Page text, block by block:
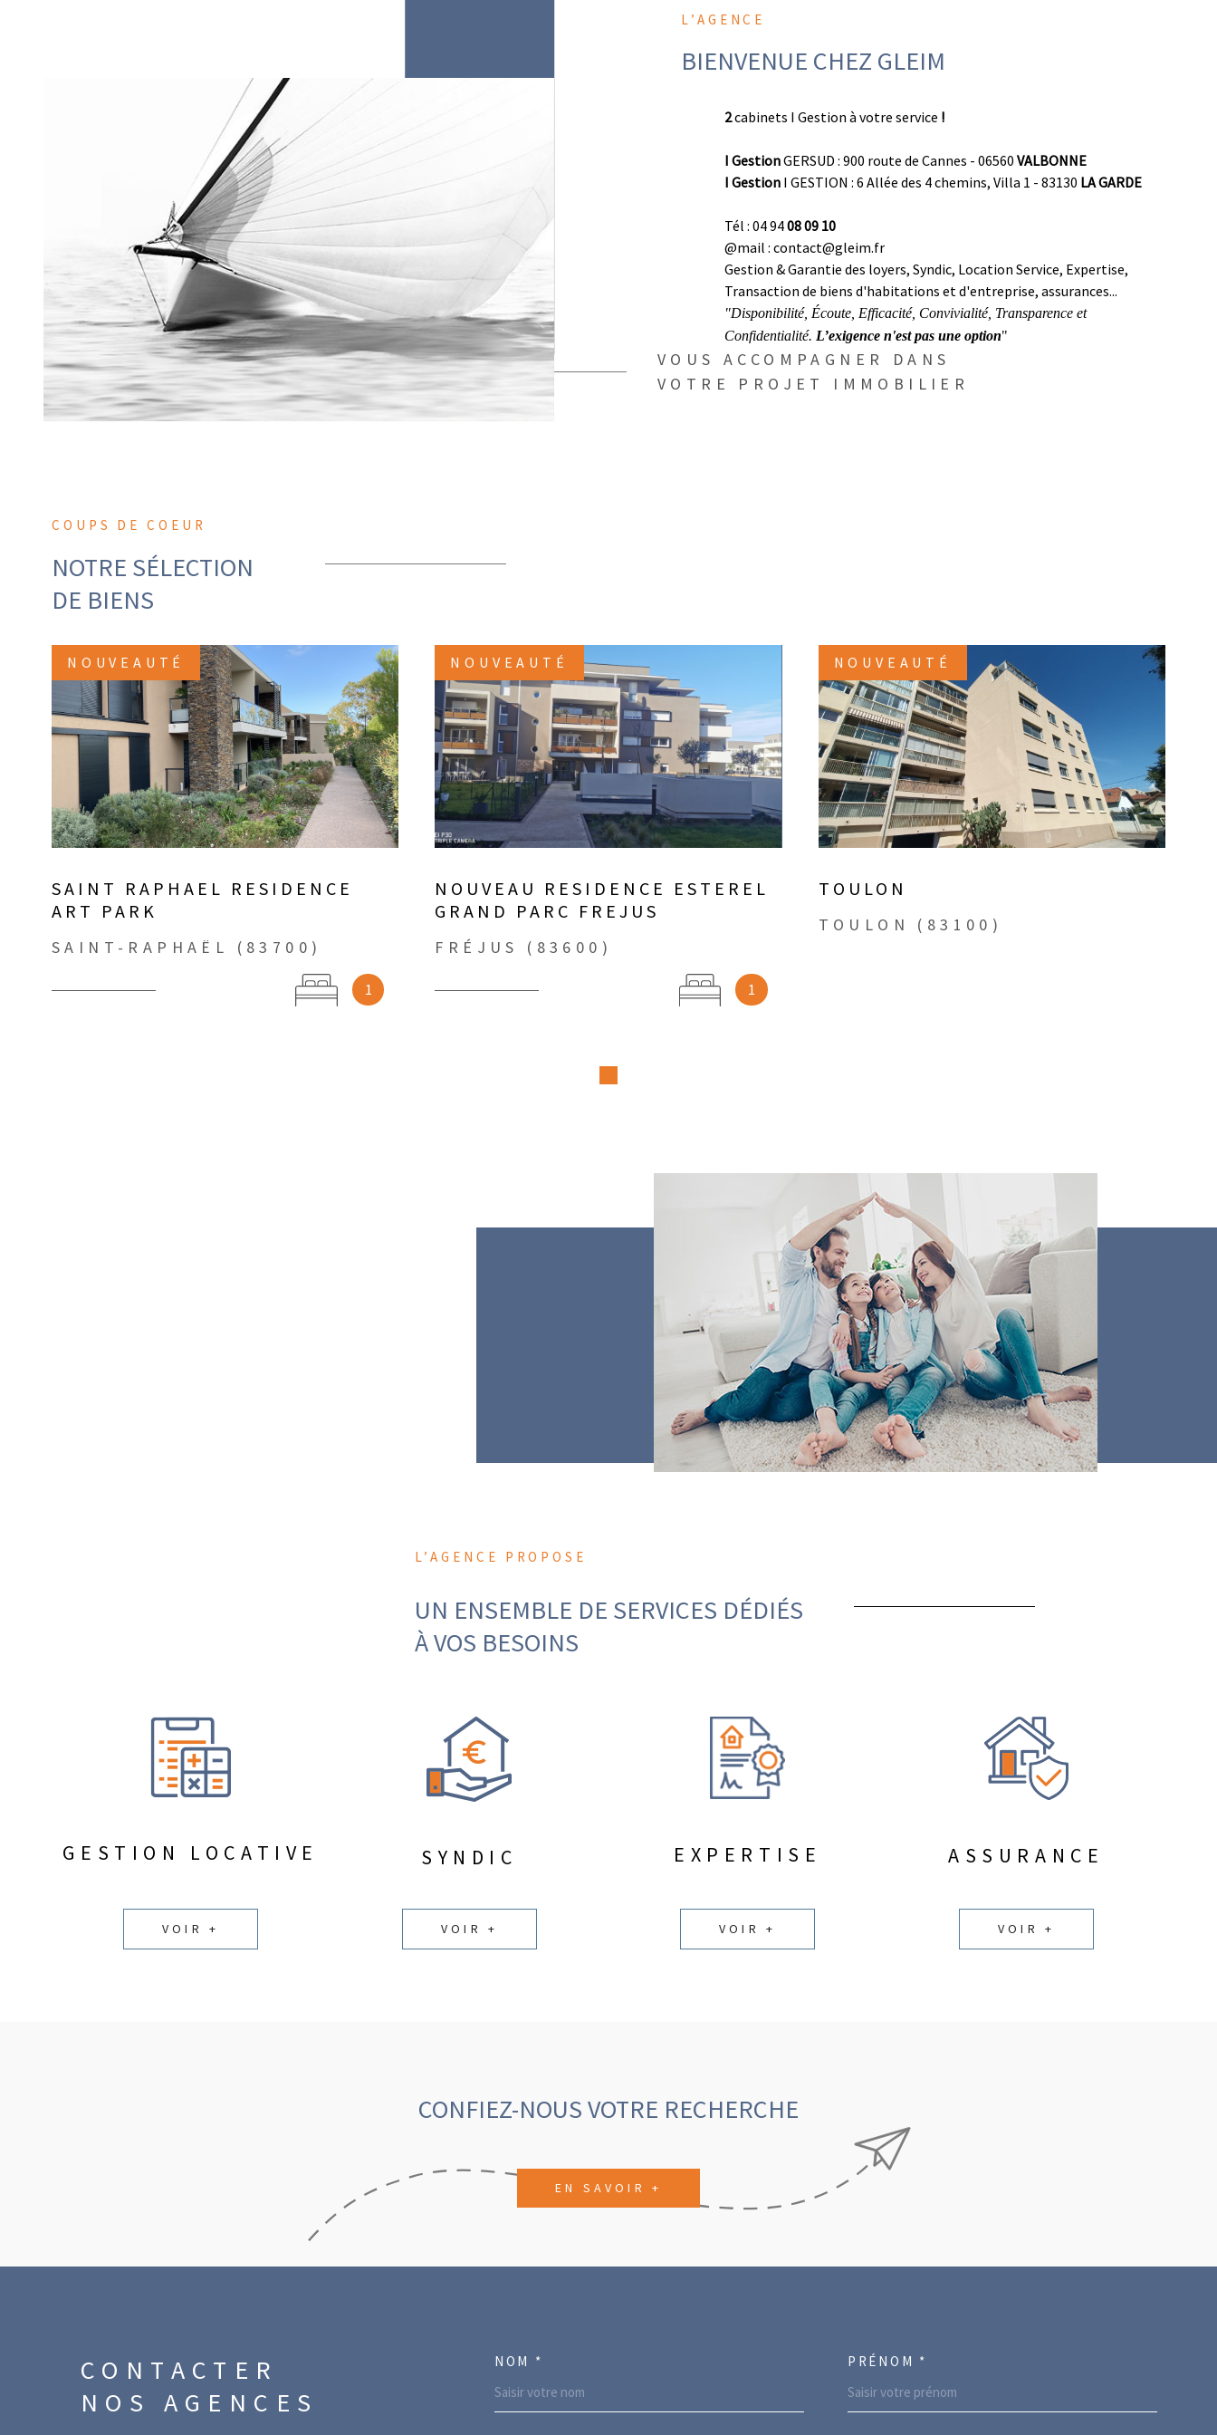
L’AGENCE
BIENVENUE CHEZ GLEIM
2cabinets I Gestion à votre service !
I GestionGERSUD : 900 route de Cannes - 06560 VALBONNE
I Gestion I GESTION : 6 Allée des 4 chemins, Villa 1 - 83130 LA GARDE
Tél : 04 9408 09 10
@mail : contact@gleim.fr
Gestion & Garantie des loyers, Syndic, Location Service, Expertise,
Transaction de biens d'habitations et d'entreprise, assurances...
"Disponibilité, Écoute, Efficacité, Convivialité, Transparence et
Confidentialité. L’exigence n'est pas une option"
VOUS ACCOMPAGNER DANS
VOTRE PROJET IMMOBILIER
COUPS DE COEUR
NOTRE SÉLECTION
DE BIENS
NOUVEAUTÉ
VOIR LE BIEN
SAINT RAPHAEL RESIDENCE
ART PARK
SAINT-RAPHAËL (83700)
1
NOUVEAUTÉ
VOIR LE BIEN
NOUVEAU RESIDENCE ESTEREL
GRAND PARC FREJUS
FRÉJUS (83600)
1
NOUVEAUTÉ
VOIR LE BIEN
TOULON
TOULON (83100)
L’AGENCE PROPOSE
UN ENSEMBLE DE SERVICES DÉDIÉS
À VOS BESOINS
GESTION LOCATIVE
VOIR +
SYNDIC
VOIR +
EXPERTISE
VOIR +
ASSURANCE
VOIR +
CONFIEZ-NOUS VOTRE RECHERCHE
EN SAVOIR +
CONTACTER
NOS AGENCES
TRAD_MELTEM_VOSCOORDONNEES
NOM * PRÉNOM *